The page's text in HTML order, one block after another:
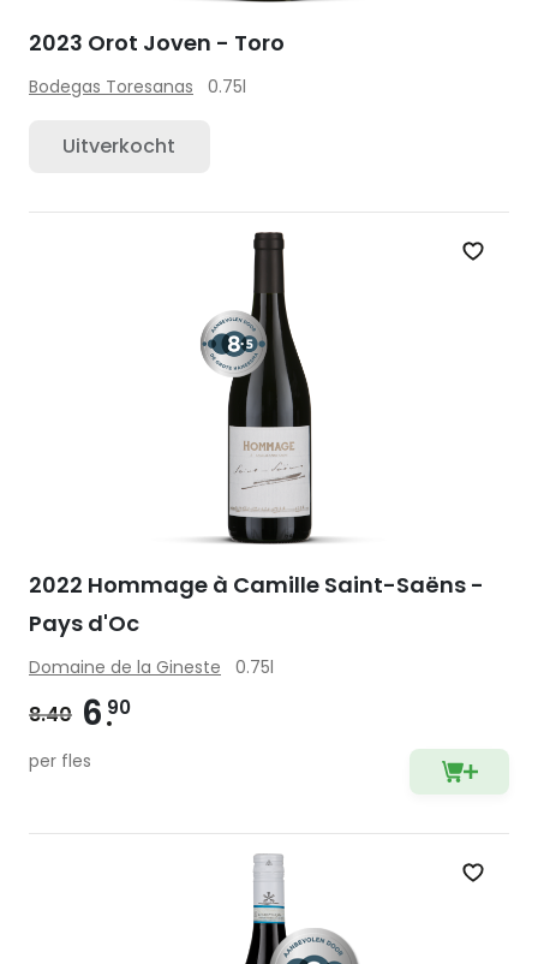
2023 Orot Joven - Toro
Bodegas Toresanas 0.75l
Uitverkocht
Zet
2022 Hommage à Camille Saint-Saëns -
Pays d'Oc
Domaine de la Gineste 0.75l
8.40 6 90
per fles
Zet